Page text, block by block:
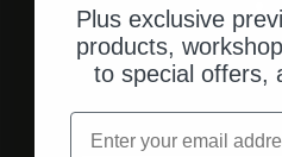
Plus exclusive
products,
to special offers,
Email